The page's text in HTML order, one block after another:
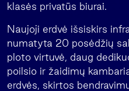
klasės privatūs biurai.
Naujoji erdvė išsiskirs
numatyta 20 posėdžių
ploto virtuvė, daug
poilsio ir žaidimų
erdvės, skirtos